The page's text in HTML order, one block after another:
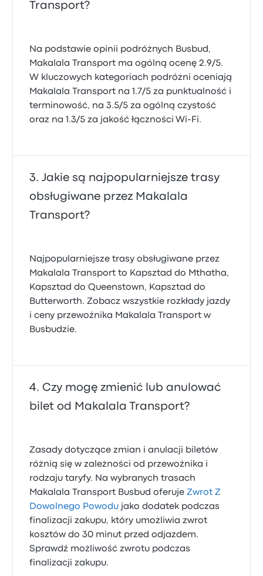
Transport?
Na podstawie opinii podróżnych Busbud,
Makalala Transport ma ogólną ocenę 2.9/5.
W kluczowych kategoriach podróżni oceniają
Makalala Transport na 1.7/5 za punktualność i
terminowość, na 3.5/5 za ogólną czystość
oraz na 1.3/5 za jakość łączności Wi-Fi.
Jakie są najpopularniejsze trasy
obsługiwane przez Makalala
Transport?
Najpopularniejsze trasy obsługiwane przez
Makalala Transport to Kapsztad do Mthatha,
Kapsztad do Queenstown, Kapsztad do
Butterworth. Zobacz wszystkie rozkłady jazdy
i ceny przewoźnika Makalala Transport w
Busbudzie.
Czy mogę zmienić lub anulować
bilet od Makalala Transport?
Zasady dotyczące zmian i anulacji biletów
różnią się w zależności od przewoźnika i
rodzaju taryfy. Na wybranych trasach
Makalala Transport Busbud oferujeZwrot Z
Dowolnego Powodu jako dodatek podczas
finalizacji zakupu, który umożliwia zwrot
kosztów do 30 minut przed odjazdem.
Sprawdź możliwość zwrotu podczas
finalizacji zakupu.